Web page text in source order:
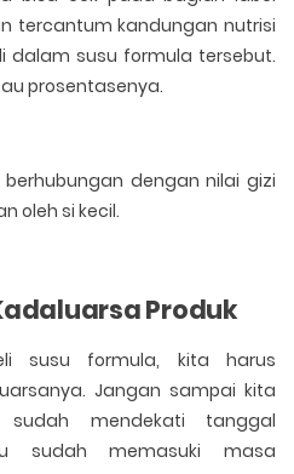
tercantum kandungan nutrisi
susu formula tersebut.
prosentasenya.
dengan nilai gizi
oleh si kecil.
Produk
susu formula, kita harus
Jangan sampai kita
mendekati tanggal
sudah memasuki masa